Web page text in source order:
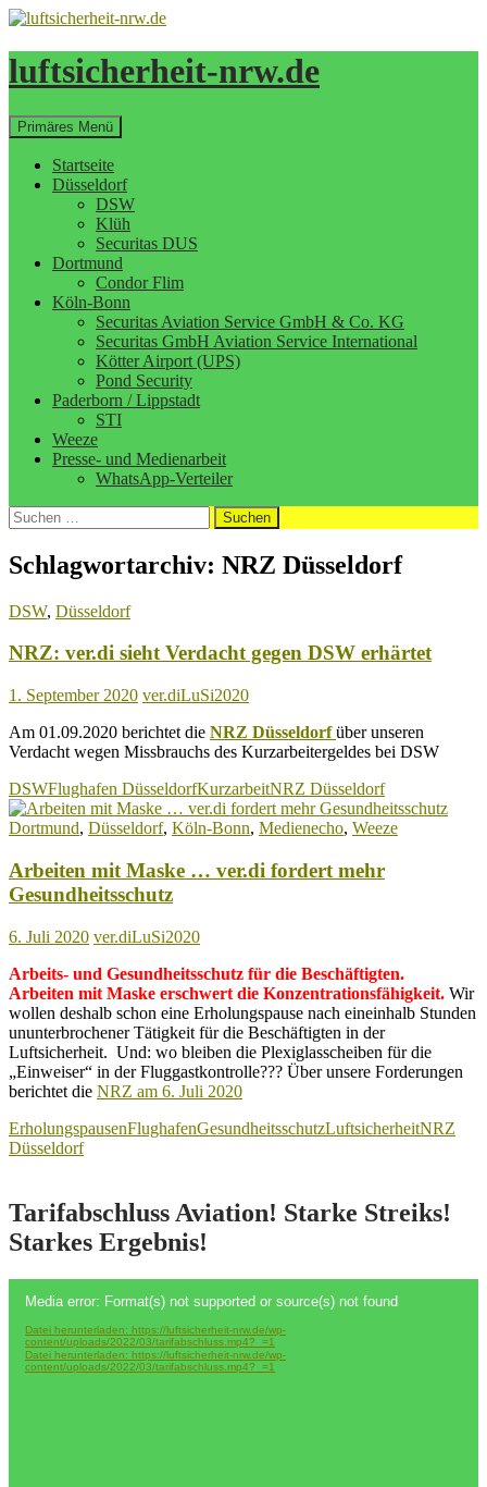
Zum
springen
luftsicherheit-nrw.de
Suchen
Primäres Menü
Startseite
Düsseldorf
DSW
Klüh
Securitas DUS
Dortmund
Condor Flim
Köln-Bonn
Securitas Aviation Service GmbH & Co. KG
Securitas GmbH Aviation Service International
Kötter Airport (UPS)
Pond Security
Paderborn / Lippstadt
STI
Weeze
Presse- und Medienarbeit
WhatsApp-Verteiler
Suchen
nach:
Schlagwortarchiv: NRZ Düsseldorf
DSW, Düsseldorf
NRZ: ver.di sieht Verdacht gegen DSW erhärtet
1. September 2020 ver.diLuSi2020
Am 01.09.2020 berichtet die NRZ Düsseldorf über unseren
Verdacht wegen Missbrauchs des Kurzarbeitergeldes bei DSW
DSWFlughafen DüsseldorfKurzarbeitNRZ Düsseldorf
Dortmund, Düsseldorf, Köln-Bonn, Medienecho, Weeze
Arbeiten mit Maske … ver.di fordert mehr
Gesundheitsschutz
6. Juli 2020 ver.diLuSi2020
Arbeits- und Gesundheitsschutz für die Beschäftigten.
Arbeiten mit Maske erschwert die Konzentrationsfähigkeit. Wir
wollen deshalb schon eine Erholungspause nach eineinhalb Stunden
ununterbrochener Tätigkeit für die Beschäftigten in der
Luftsicherheit. Und: wo bleiben die Plexiglasscheiben für die
„Einweiser“ in der Fluggastkontrolle??? Über unsere Forderungen
berichtet die NRZ am 6. Juli 2020
ErholungspausenFlughafenGesundheitsschutzLuftsicherheitNRZ
Düsseldorf
Tarifabschluss Aviation! Starke Streiks!
Starkes Ergebnis!
Player
Media error: Format(s) not supported or source(s) not found
Datei herunterladen: https://luftsicherheit-nrw.de/wp-
content/uploads/2022/03/tarifabschluss.mp4?_=1
Datei herunterladen: https://luftsicherheit-nrw.de/wp-
content/uploads/2022/03/tarifabschluss.mp4?_=1